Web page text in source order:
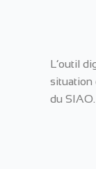
L’outil
situation
du SIAO.